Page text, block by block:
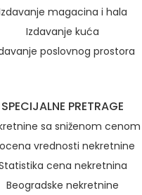
magacina i hala
Izdavanje kuća
poslovnog prostora
SPECIJALNE PRETRAGE
sa sniženom cenom
vrednosti nekretnine
cena nekretnina
Beogradske nekretnine